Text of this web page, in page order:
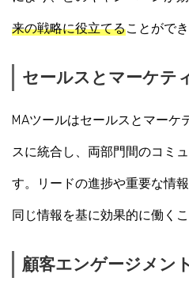
来の戦略に役立てることができ
セールスとマーケテ
MAツールはセールスとマーケ
スに統合し、両部門間のコミ
す。リードの進捗や重要な情
同じ情報を基に効果的に働くこ
顧客エンゲージメン